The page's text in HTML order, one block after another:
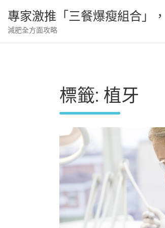
content
專家激推「三餐爆瘦組合」
減肥全方面攻略
標籤: 植牙